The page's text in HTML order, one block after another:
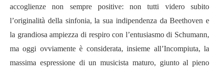
accoglienze non sempre positive: non tutti videro subito
l’originalità della sinfonia, la sua indipendenza da Beethoven e
la grandiosa ampiezza di respiro con l’entusiasmo di Schumann,
ma oggi ovviamente è considerata, insieme all’Incompiuta, la
massima espressione di un musicista maturo, giunto al pieno